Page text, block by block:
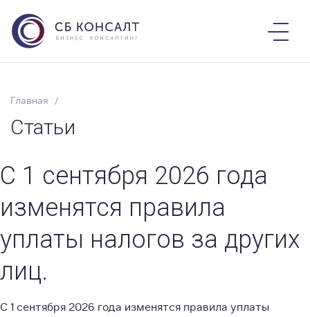
Главная
Статьи
С 1 сентября 2026 года
изменятся правила
уплаты налогов за других
лиц.
С 1 сентября 2026 года изменятся правила уплаты